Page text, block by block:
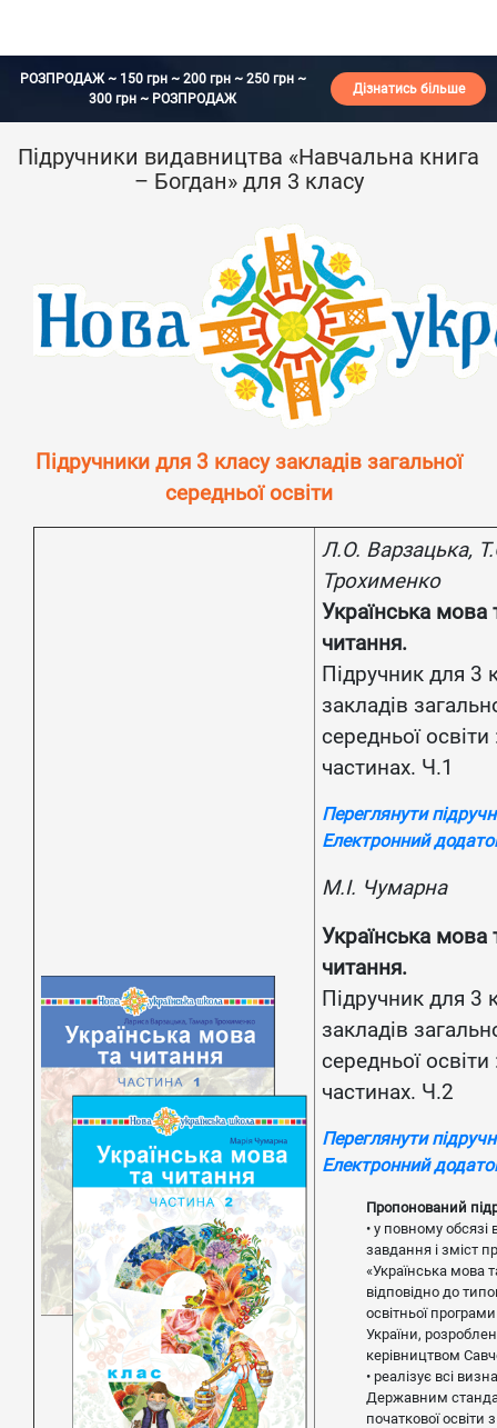
РОЗПРОДАЖ ~ 150 грн ~ 200 грн ~ 250 грн ~
300 грн ~ РОЗПРОДАЖ
Дізнатись більше
Підручники видавництва «Навчальна книга
– Богдан» для 3 класу
Підручники для 3 класу закладів загальної
середньої освіти
Л.О. Варзацька,
Трохименко
Українська мова
читання.
Підручник для 3
закладів
середньої освіти
частинах. Ч.1
Переглянути
Електронний
М.І. Чумарна
Українська мова
читання.
Підручник для 3
закладів
середньої освіти
частинах. Ч.2
Переглянути
Електронний
Пропонований
• у повному обсязі
завдання і зміст
«Українська мова
відповідно до
освітньої
України,
керівництвом
• реалізує всі
Державним
початкової освіти